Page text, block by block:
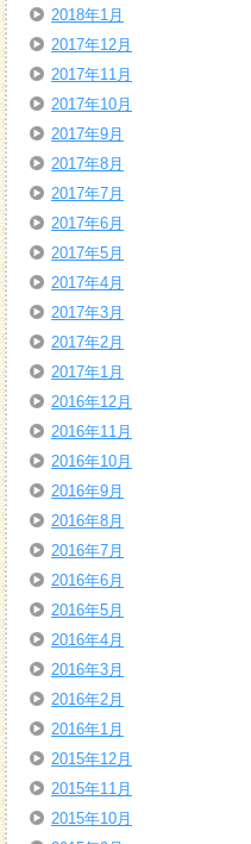
2018年1月
2017年12月
2017年11月
2017年10月
2017年9月
2017年8月
2017年7月
2017年6月
2017年5月
2017年4月
2017年3月
2017年2月
2017年1月
2016年12月
2016年11月
2016年10月
2016年9月
2016年8月
2016年7月
2016年6月
2016年5月
2016年4月
2016年3月
2016年2月
2016年1月
2015年12月
2015年11月
2015年10月